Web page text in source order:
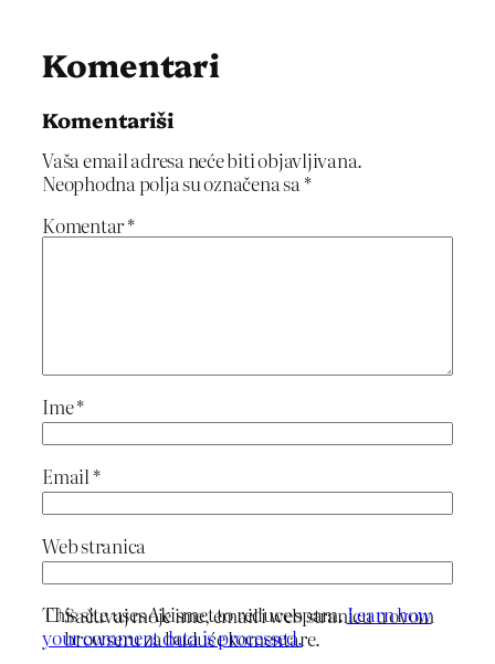
Komentari
Komentariši
Vaša email adresa neće biti objavljivana.
Neophodna polja su označena sa*
Komentar*
Ime*
Email *
Web stranica
Sačuvaj moje ime, email i web stranicu u ovom
browseru za buduće komentare.
This site uses Akismet to reduce spam.Learn how
your comment data is processed.